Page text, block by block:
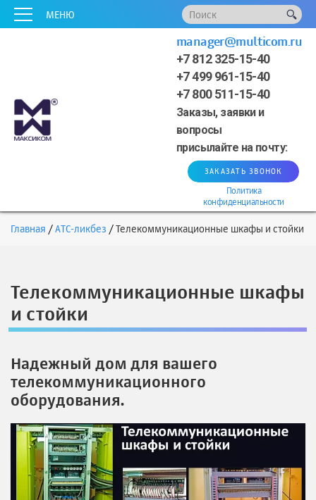
МЕНЮ
+7 812 325-15-40
+7 499 961-15-40
+7 800 511-15-40
Заказы, заявки и
вопросы
присылайте на почту:
manager@multicom.ru
ЗАКАЗАТЬ ЗВОНОК
Политика
конфиденциальности
Главная АТС-ликбез Телекоммуникационные шкафы и стойки
Телекоммуникационные шкафы
и стойки
Надежный дом для вашего
телекоммуникационного
оборудования.
xxxxx